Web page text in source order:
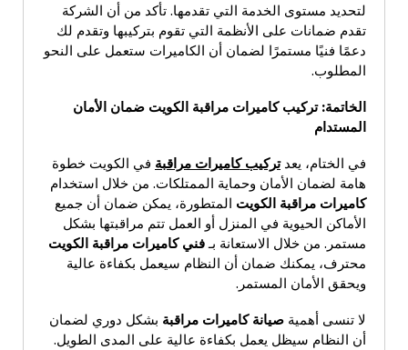
لتحديد مستوى الخدمة التي تقدمها. تأكد من أن الشركة
تقدم ضمانات على الأنظمة التي تقوم بتركيبها وتقدم لك
دعمًا فنيًا مستمرًا لضمان أن الكاميرات ستعمل على النحو
المطلوب.
الخاتمة:تركيب كاميرات مراقبة الكويت ضمان الأمان
المستدام
في الختام، يعدتركيب كاميرات مراقبة في الكويت خطوة
هامة لضمان الأمان وحماية الممتلكات. من خلال استخدام
كاميرات مراقبة الكويت المتطورة، يمكن ضمان أن جميع
الأماكن الحيوية في المنزل أو العمل تتم مراقبتها بشكل
مستمر. من خلال الاستعانة بـفني كاميرات مراقبة الكويت
محترف، يمكنك ضمان أن النظام سيعمل بكفاءة عالية
ويحقق الأمان المستمر.
لا تنسى أهمية صيانة كاميرات مراقبة بشكل دوري لضمان
أن النظام سيظل يعمل بكفاءة عالية على المدى الطويل.